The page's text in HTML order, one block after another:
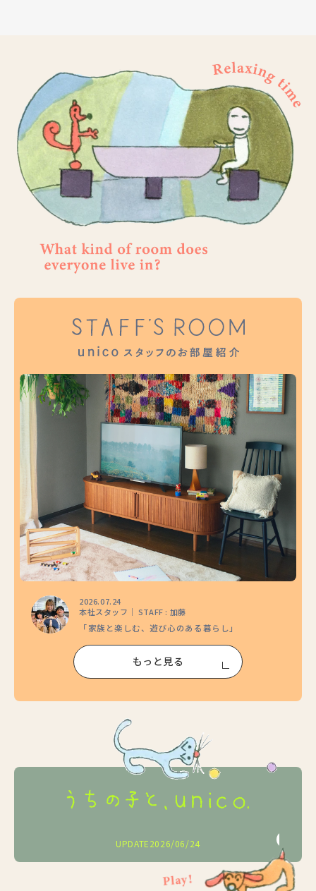
2026.07.24
本社スタッフ｜ STAFF : 加藤
「家族と楽しむ、遊び心のある暮らし」
もっと見る
2026/05/25